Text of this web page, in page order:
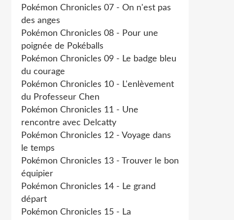
Pokémon Chronicles 07 - On n'est pas
des anges
Pokémon Chronicles 08 - Pour une
poignée de Pokéballs
Pokémon Chronicles 09 - Le badge bleu
du courage
Pokémon Chronicles 10 - L'enlèvement
du Professeur Chen
Pokémon Chronicles 11 - Une
rencontre avec Delcatty
Pokémon Chronicles 12 - Voyage dans
le temps
Pokémon Chronicles 13 - Trouver le bon
équipier
Pokémon Chronicles 14 - Le grand
départ
Pokémon Chronicles 15 - La